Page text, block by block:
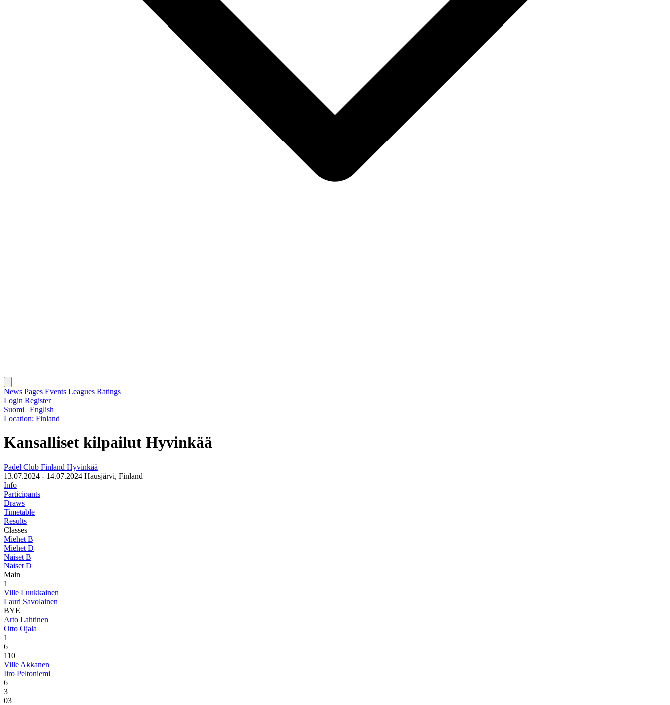
News Pages Events Leagues Ratings
Login Register
Suomi | English
Location: Finland
Kansalliset kilpailut Hyvinkää
Padel Club Finland Hyvinkää
13.07.2024 - 14.07.2024 Hausjärvi, Finland
Info
Participants
Draws
Timetable
Results
Classes
Miehet B
Miehet D
Naiset B
Naiset D
Main
1
Ville Luukkainen
Lauri Savolainen
BYE
Arto Lahtinen
Otto Ojala
1
6
110
Ville Akkanen
Iiro Peltoniemi
6
3
03